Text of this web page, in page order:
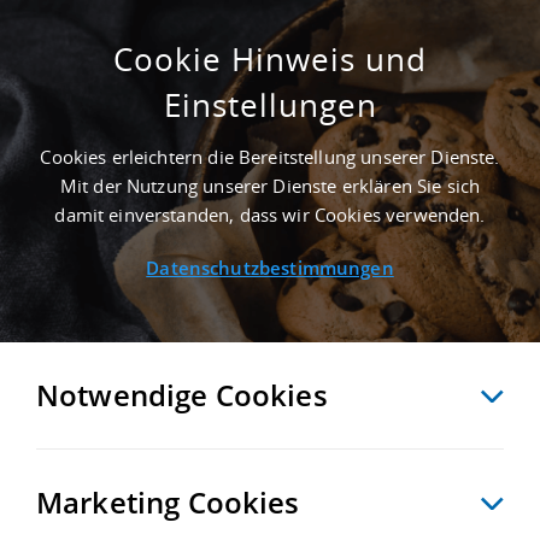
GEPFLEGT - 2.000 M² GEWERBEHALLE IN
GÖRLITZ NAHE GÜTERVERKEHRSZENTRUM
GVZ DRESDEN - LANDKREIS GÖRLITZ
Startseite/ Immobiliensuche/ Detailansicht
ZURÜCK MERKEN VERGLEICHEN EXPORT PDF
Cookie Hinweis und
Einstellungen
Cookies erleichtern die Bereitstellung unserer Dienste.
Mit der Nutzung unserer Dienste erklären Sie sich
damit einverstanden, dass wir Cookies verwenden.
Datenschutzbestimmungen
Notwendige Cookies
Marketing Cookies